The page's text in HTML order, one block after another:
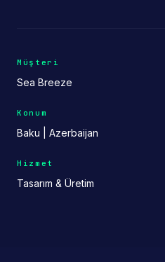
Müşteri
Sea Breeze
Konum
Baku | Azerbaijan
Hizmet
Tasarım & Üretim